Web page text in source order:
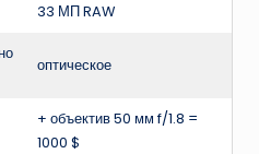
33 МП RAW
оптическое
+ объектив 50 мм f/1.8 =
1000 $